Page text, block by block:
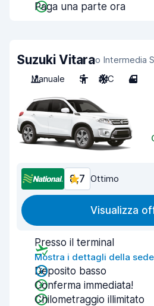
Paga una parte ora
Suzuki Vitarao Intermedia
Manuale
5 A/C 4
8,7 Ottimo
Visualizza
Presso il terminal
Mostra i dettagli della sede
Deposito basso
Conferma immediata!
Chilometraggio illimitato